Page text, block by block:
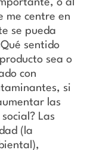
o al
me centre en
se pueda
sentido
sea o
con
si
las
Las
(la